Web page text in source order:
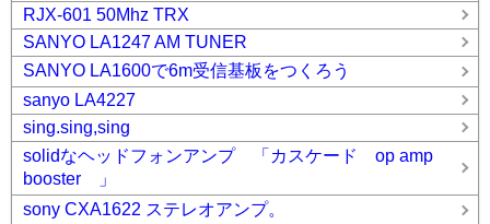
RJX-601 50Mhz TRX
SANYO LA1247 AM TUNER
SANYO LA1600で6m受信基板をつくろう
sanyo LA4227
sing.sing,sing
solidなヘッドフォンアンプ 「カスケード op amp
booster 」
sony CXA1622 ステレオアンプ。